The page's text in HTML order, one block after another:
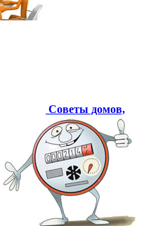
Советы домов,